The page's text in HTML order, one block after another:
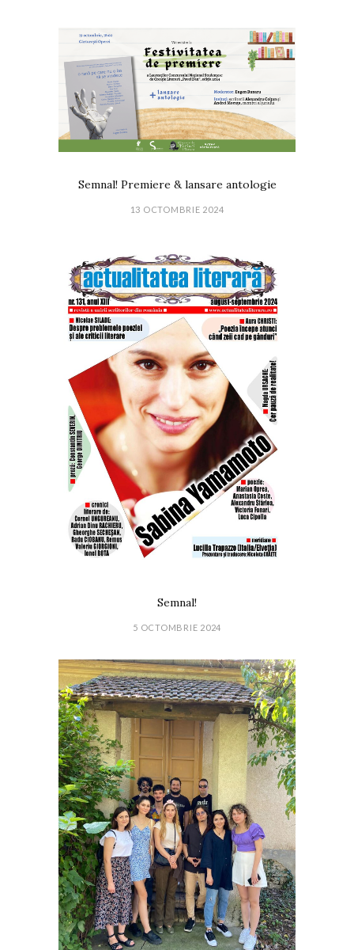
Semnal! Premiere & lansare antologie
13 OCTOMBRIE 2024
Semnal!
5 OCTOMBRIE 2024